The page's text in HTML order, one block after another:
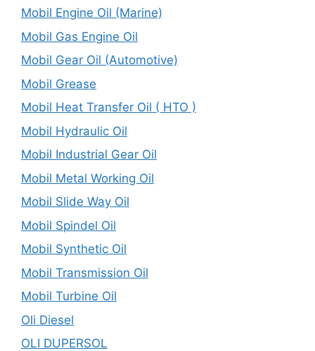
Mobil Engine Oil (Marine)
Mobil Gas Engine Oil
Mobil Gear Oil (Automotive)
Mobil Grease
Mobil Heat Transfer Oil ( HTO )
Mobil Hydraulic Oil
Mobil Industrial Gear Oil
Mobil Metal Working Oil
Mobil Slide Way Oil
Mobil Spindel Oil
Mobil Synthetic Oil
Mobil Transmission Oil
Mobil Turbine Oil
Oli Diesel
OLI DUPERSOL